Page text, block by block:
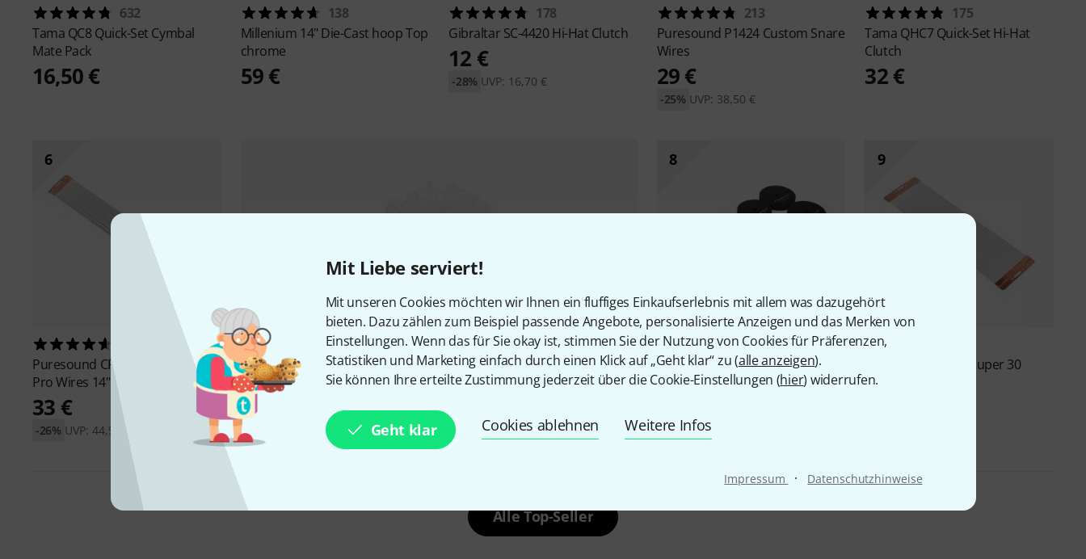
Mit Liebe serviert!
Mit unseren Cookies möchten wir Ihnen ein fluffiges Einkaufserlebnis mit allem was dazugehört
bieten. Dazu zählen zum Beispiel passende Angebote, personalisierte Anzeigen und das Merken von
Einstellungen. Wenn das für Sie okay ist, stimmen Sie der Nutzung von Cookies für Präferenzen,
Statistiken und Marketing einfach durch einen Klick auf „Geht klar“ zu (alle anzeigen).
Sie können Ihre erteilte Zustimmung jederzeit über die Cookie-Einstellungen (hier) widerrufen.
Geht klar Cookies ablehnen Weitere Infos
Impressum · Datenschutzhinweise
632
Tama QC8 Quick-Set Cymbal
Mate Pack
16,50 €
138
Millenium 14" Die-Cast hoop Top
chrome
59 €
178
Gibraltar SC-4420 Hi-Hat Clutch
12 €
UVP: 16,70 €
-28%
213
Puresound P1424 Custom Snare
Wires
29 €
UVP: 38,50 €
-25%
175
Tama QHC7 Quick-Set Hi-Hat
Clutch
32 €
6
Puresound CPS1420 Custom
Pro Wires 14"
33 €
UVP: 44,50 €
-26%
1000 Stück verkauft
16 €
8
232
CympadModerator Box Set
36 €
9
S1430 Super 30
Wires 14/30
Alle Top-Seller